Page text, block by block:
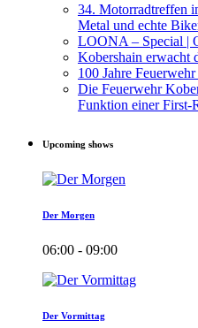
34. Motorradtreffen
Metal und echte
LOONA – Special |
Kobershain erwacht
100 Jahre
Die Feuerwehr
Funktion einer First-
Upcoming shows
Der Morgen
06:00 - 09:00
Der Vormittag